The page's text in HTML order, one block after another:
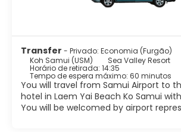
Transfer - Privado: Economia (Furgão)
Koh Samui (USM)
Sea Valley Resort
Horário de retirada: 14:35
Tempo de espera máximo: 60 minutos
You will travel from Samui Airport to
hotel in Laem Yai Beach Ko Samui
You will be welcomed by airport